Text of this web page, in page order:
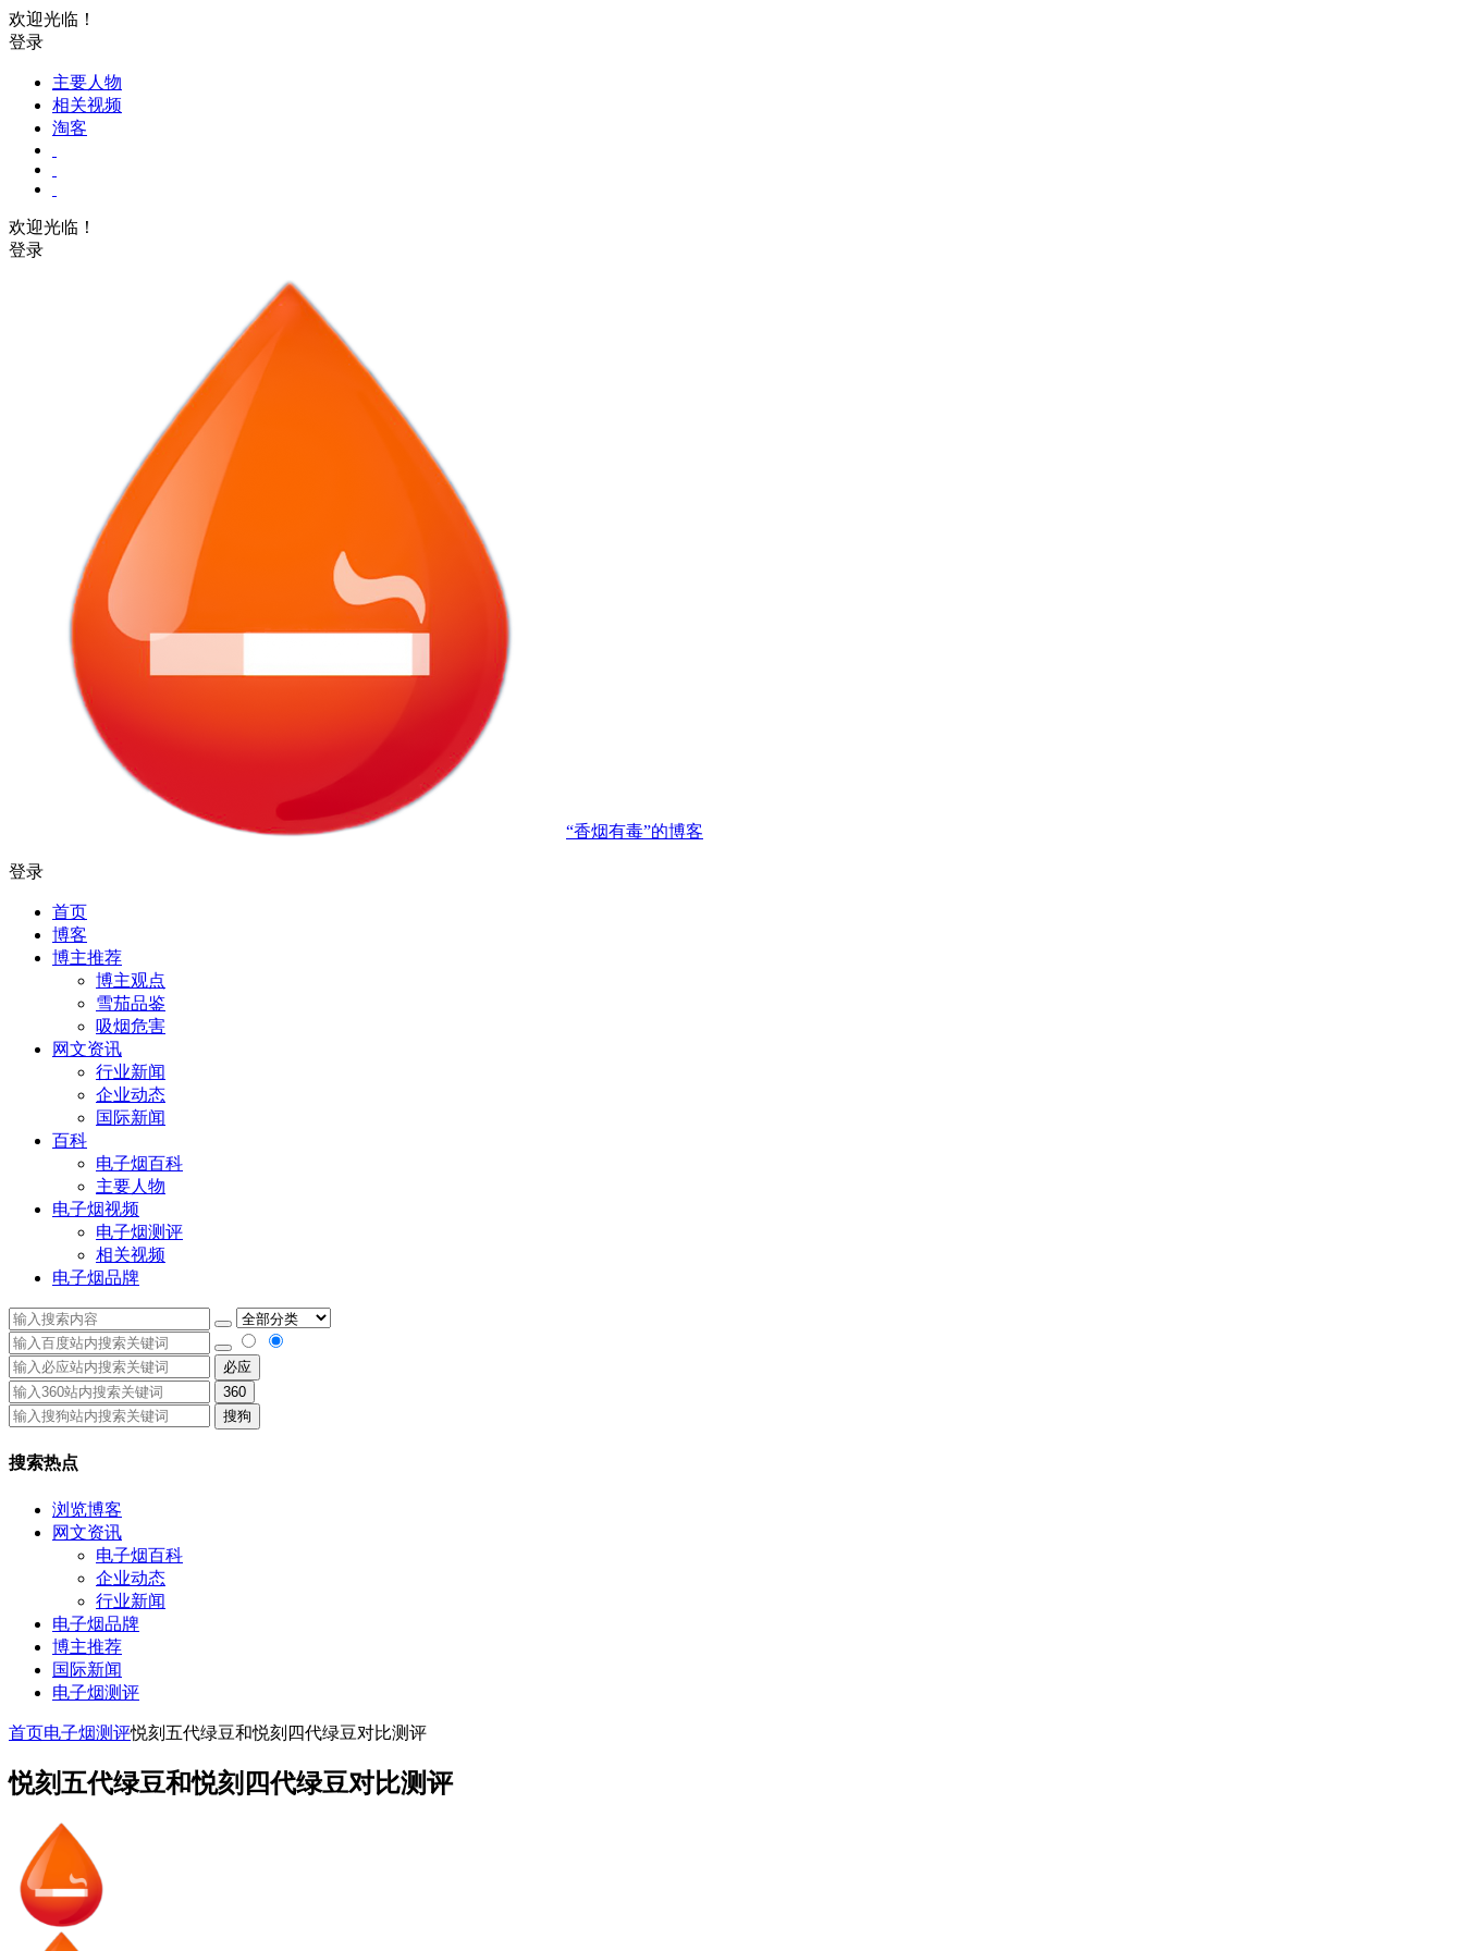
欢迎光临！
登录
主要人物
相关视频
淘客
欢迎光临！
登录
“香烟有毒”的博客
登录
首页
博客
博主推荐
博主观点
雪茄品鉴
吸烟危害
网文资讯
行业新闻
企业动态
国际新闻
百科
电子烟百科
主要人物
电子烟视频
电子烟测评
相关视频
电子烟品牌
必应
360
搜狗
搜索热点
浏览博客
网文资讯
电子烟百科
企业动态
行业新闻
电子烟品牌
博主推荐
国际新闻
电子烟测评
首页电子烟测评悦刻五代绿豆和悦刻四代绿豆对比测评
悦刻五代绿豆和悦刻四代绿豆对比测评